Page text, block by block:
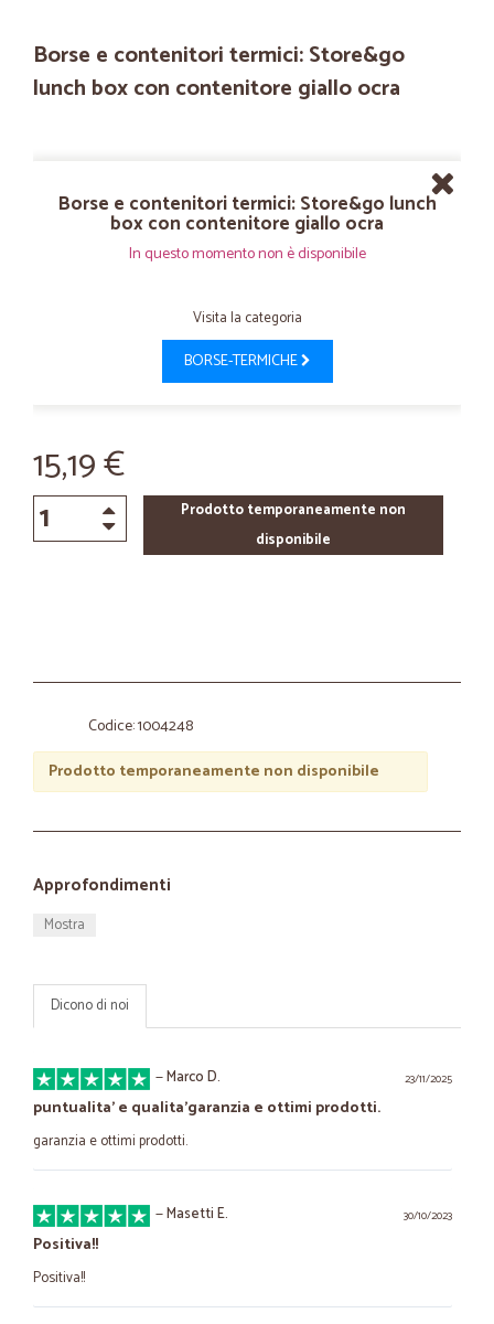
Borse e contenitori termici: Store&go
lunch box con contenitore giallo ocra
Borse e contenitori termici: Store&go lunch
box con contenitore giallo ocra
In questo momento non è disponibile
Visita la categoria
BORSE-TERMICHE
15,19 €
Prodotto temporaneamente non
disponibile
Codice: 1004248
Prodotto temporaneamente non disponibile
Approfondimenti
Mostra
Dicono di noi
23/11/2025
—Marco D.
puntualita' e qualita'garanzia e ottimi prodotti.
garanzia e ottimi prodotti.
30/10/2023
—Masetti E.
Positiva!!
Positiva!!